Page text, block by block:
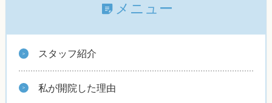
メニュー
スタッフ紹介
私が開院した理由